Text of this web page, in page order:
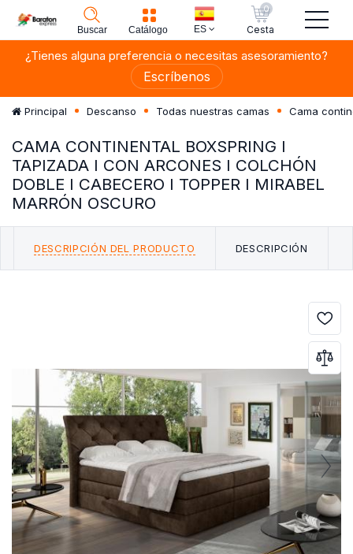
Buscar Catálogo ES
0
Cesta
¿Tienes alguna preferencia o necesitas asesoramiento?
Escríbenos
Principal Descanso Todas nuestras camas Cama
CAMA CONTINENTAL BOXSPRING I
TAPIZADA I CON ARCONES I COLCHÓN
DOBLE I CABECERO I TOPPER I MIRABEL
MARRÓN OSCURO
DESCRIPCIÓN DEL PRODUCTO DESCRIPCIÓN